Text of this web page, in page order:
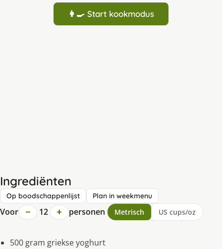
👩‍🍳 Start kookmodus
Ingrediënten
Op boodschappenlijst Plan in weekmenu
Voor − 12 + personen Metrisch US cups/oz
500 gram griekse yoghurt